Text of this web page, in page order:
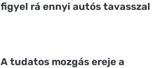
figyel rá ennyi autós tavasszal
A tudatos mozgás ereje a